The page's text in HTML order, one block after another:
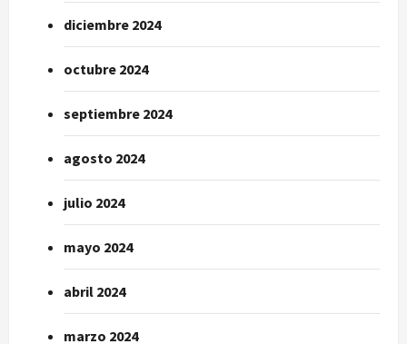
diciembre 2024
octubre 2024
septiembre 2024
agosto 2024
julio 2024
mayo 2024
abril 2024
marzo 2024